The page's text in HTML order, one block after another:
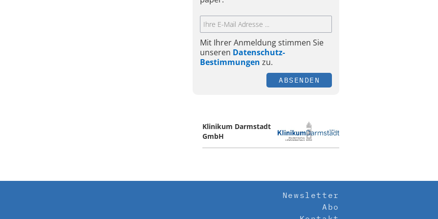
Mit Ihrer Anmeldung stimmen Sie
unseren Datenschutz-
Bestimmungen zu.
ABSENDEN
Klinikum Darmstadt
GmbH
Newsletter
Abo